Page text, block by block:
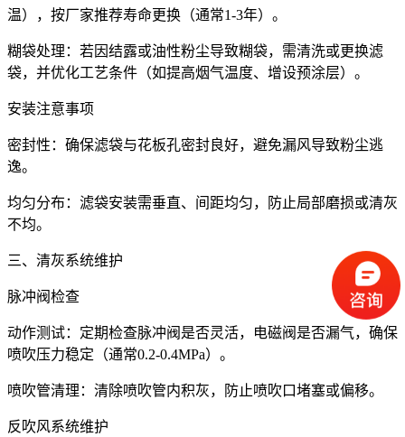
温），按厂家推荐寿命更换（通常1-3年）。
糊袋处理：若因结露或油性粉尘导致糊袋，需清洗或更换滤
袋，并优化工艺条件（如提高烟气温度、增设预涂层）。
安装注意事项
密封性：确保滤袋与花板孔密封良好，避免漏风导致粉尘逃
逸。
均匀分布：滤袋安装需垂直、间距均匀，防止局部磨损或清灰
不均。
三、清灰系统维护
脉冲阀检查
动作测试：定期检查脉冲阀是否灵活，电磁阀是否漏气，确保
喷吹压力稳定（通常0.2-0.4MPa）。
喷吹管清理：清除喷吹管内积灰，防止喷吹口堵塞或偏移。
反吹风系统维护